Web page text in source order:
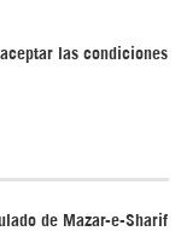
aceptar las condiciones
de Mazar-e-Sharif